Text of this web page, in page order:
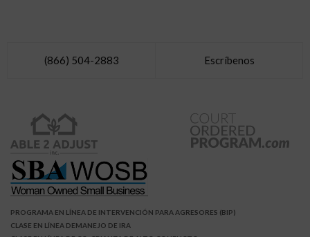
(866) 504-2883 Escríbenos
PROGRAMA EN LÍNEA DE INTERVENCIÓN PARA AGRESORES (BIP)
CLASE EN LÍNEA DEMANEJO DE IRA